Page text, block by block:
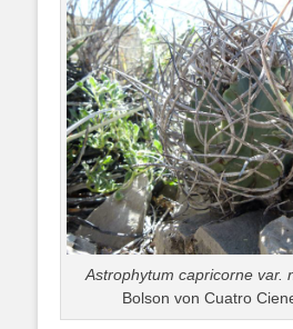
Astrophytum capricorne var.
Bolson von Cuatro